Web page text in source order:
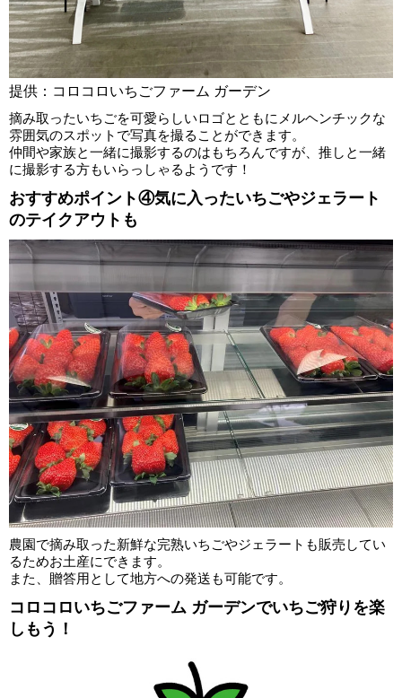
提供：コロコロいちごファーム ガーデン
摘み取ったいちごを可愛らしいロゴとともにメルヘンチックな
雰囲気のスポットで写真を撮ることができます。
仲間や家族と一緒に撮影するのはもちろんですが、推しと一緒
に撮影する方もいらっしゃるようです！
おすすめポイント④気に入ったいちごやジェラート
のテイクアウトも
農園で摘み取った新鮮な完熟いちごやジェラートも販売してい
るためお土産にできます。
また、贈答用として地方への発送も可能です。
コロコロいちごファーム ガーデンでいちご狩りを楽
しもう！